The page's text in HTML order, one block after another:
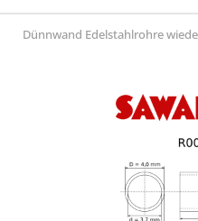
Dünnwand Edelstahlrohre